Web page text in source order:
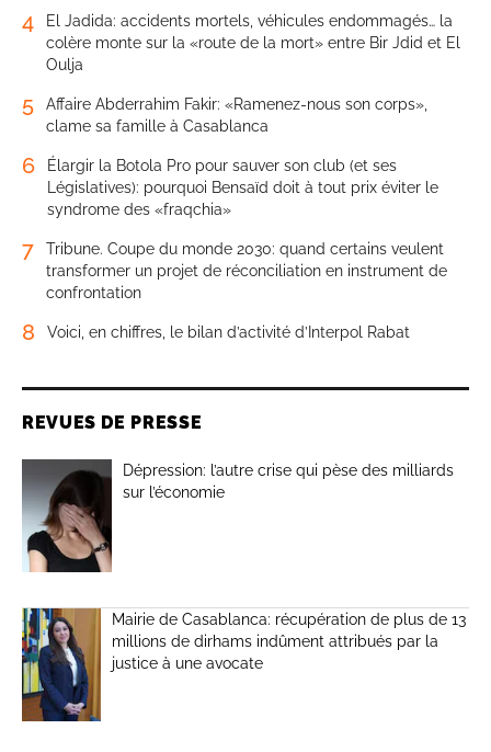
4
El Jadida: accidents mortels, véhicules endommagés… la
colère monte sur la «route de la mort» entre Bir Jdid et El
Oulja
5
Affaire Abderrahim Fakir: «Ramenez-nous son corps»,
clame sa famille à Casablanca
6
Élargir la Botola Pro pour sauver son club (et ses
Législatives): pourquoi Bensaïd doit à tout prix éviter le
syndrome des «fraqchia»
7
Tribune. Coupe du monde 2030: quand certains veulent
transformer un projet de réconciliation en instrument de
confrontation
8 Voici, en chiffres, le bilan d’activité d’Interpol Rabat
REVUES DE PRESSE
Dépression: l’autre crise qui pèse des milliards
sur l’économie
Mairie de Casablanca: récupération de plus de 13
millions de dirhams indûment attribués par la
justice à une avocate